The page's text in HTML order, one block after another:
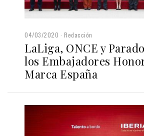
04/03/2020 Redacción
LaLiga, ONCE y
los Embajadores
Marca España